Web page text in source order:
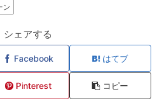
ン
シェアする
Facebook はてブ
Pinterest コピー